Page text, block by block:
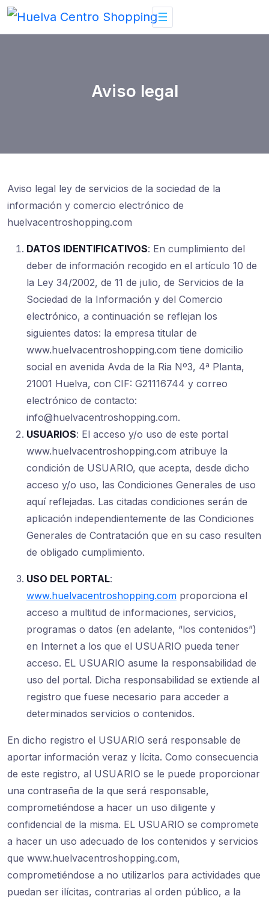
Skip
Aviso legal
Aviso legal ley de servicios de la sociedad de la
información y comercio electrónico de
huelvacentroshopping.com
DATOS IDENTIFICATIVOS: En cumplimiento del
deber de información recogido en el artículo 10 de
la Ley 34/2002, de 11 de julio, de Servicios de la
Sociedad de la Información y del Comercio
electrónico, a continuación se reflejan los
siguientes datos: la empresa titular de
www.huelvacentroshopping.com tiene domicilio
social en avenida Avda de la Ria Nº3, 4ª Planta,
21001 Huelva, con CIF: G21116744 y correo
electrónico de contacto:
info@huelvacentroshopping.com.
USUARIOS: El acceso y/o uso de este portal
www.huelvacentroshopping.com atribuye la
condición de USUARIO, que acepta, desde dicho
acceso y/o uso, las Condiciones Generales de uso
aquí reflejadas. Las citadas condiciones serán de
aplicación independientemente de las Condiciones
Generales de Contratación que en su caso resulten
de obligado cumplimiento.
USO DEL PORTAL:
www.huelvacentroshopping.com proporciona el
acceso a multitud de informaciones, servicios,
programas o datos (en adelante, “los contenidos”)
en Internet a los que el USUARIO pueda tener
acceso. EL USUARIO asume la responsabilidad de
uso del portal. Dicha responsabilidad se extiende al
registro que fuese necesario para acceder a
determinados servicios o contenidos.
En dicho registro el USUARIO será responsable de
aportar información veraz y lícita. Como consecuencia
de este registro, al USUARIO se le puede proporcionar
una contraseña de la que será responsable,
comprometiéndose a hacer un uso diligente y
confidencial de la misma. EL USUARIO se compromete
a hacer un uso adecuado de los contenidos y servicios
que www.huelvacentroshopping.com,
comprometiéndose a no utilizarlos para actividades que
puedan ser ilícitas, contrarias al orden público, a la